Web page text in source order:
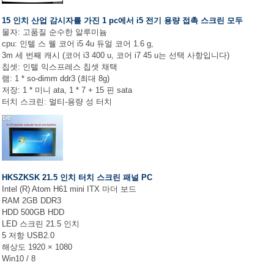
15 인치 산업 감시자를 가진 1 pc에서 i5 전기 용량 접촉 스크린 모두
물자: 고품질 순수한 알루미늄
cpu: 인텔 스 웰 코어 i5 4u 듀얼 코어 1.6 g,
3m 세 번째 캐시 (코어 i3 400 u, 코어 i7 45 u는 선택 사항입니다)
칩셋: 인텔 익스프레스 칩셋 채택
램: 1 * so-dimm ddr3 (최대 8g)
저장: 1 * 미니 ata, 1 * 7 + 15 핀 sata
터치 스크린: 멀티-용량 성 터치
HKSZKSK 21.5 인치 터치 스크린 패널 PC
Intel (R) Atom H61 mini ITX 마더 보드
RAM 2GB DDR3
HDD 500GB HDD
LED 스크린 21.5 인치
5 저항 USB2.0
해상도 1920 × 1080
Win10 / 8